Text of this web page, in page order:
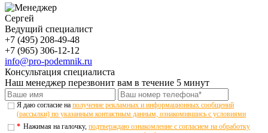
Сергей
Ведущий специалист
+7 (495) 208-49-48
+7 (965) 306-12-12
info@pro-podemnik.ru
Консультация специалиста
Наш менеджер перезвонит вам в течение 5 минут
Я даю согласие на получение рекламных и информационных сообщений
(рассылки) по указанным контактным данным, ознакомившись с условиями
* Нажимая на галочку, подтверждаю ознакомление с согласием на обработку